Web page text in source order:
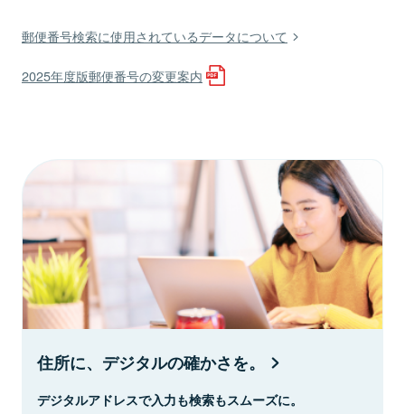
郵便番号検索に使用されているデータについて
2025年度版郵便番号の変更案内
住所に、デジタルの確かさを。
デジタルアドレスで入力も検索もスムーズに。